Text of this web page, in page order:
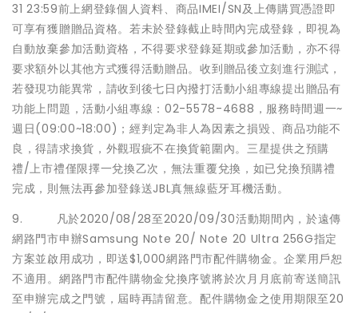
31 23:59前上網登錄個人資料、商品IMEI/SN及上傳購買憑證即
可享有獲贈贈品資格。若未於登錄截止時間內完成登錄，即視為
自動放棄參加活動資格，不得要求登錄延期或參加活動，亦不得
要求額外以其他方式獲得活動贈品。收到贈品後立刻進行測試，
若發現功能異常，請收到後七日內撥打活動小組專線提出贈品有
功能上問題，活動小組專線：02-5578-4688，服務時間週一~
週日(09:00~18:00)；經判定為非人為因素之損毀、商品功能不
良，得請求換貨，外觀瑕疵不在換貨範圍內。三星提供之預購
禮/上市禮僅限擇一兌換乙次，無法重覆兌換，如已兌換預購禮
完成，則無法再參加登錄送JBL真無線藍牙耳機活動。
9. 凡於2020/08/28至2020/09/30活動期間內，於遠傳
網路門市申辦Samsung Note 20/ Note 20 Ultra 256G指定
方案並啟用成功，即送$1,000網路門市配件購物金。企業用戶恕
不適用。網路門市配件購物金兌換序號將於次月月底前寄送簡訊
至申辦完成之門號，屆時再請留意。配件購物金之使用期限至20